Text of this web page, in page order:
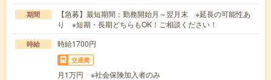
期間
【急募】最短期間：勤務開始月～翌月末 ※延長の可能性あ
り ※短期・長期どちらもOK！ご相談ください！
時給 時給1700円
交通費
月1万円 ※社会保険加入者のみ